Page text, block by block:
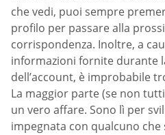
che vedi, puoi sempre
profilo per passare alla
corrispondenza. Inoltre, a
informazioni fornite durante
dell’account, è improbabile
La maggior parte (se non
un vero affare. Sono lì per
impegnata con qualcuno